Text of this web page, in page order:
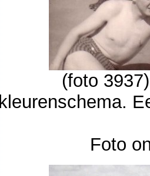
(foto
kleurenschema.
Foto